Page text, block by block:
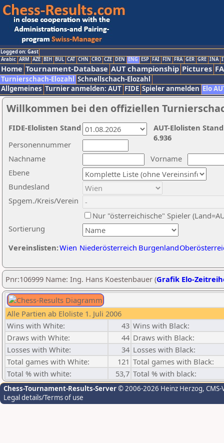
Logged on: Gast
Arabic ARM AZE BIH BUL CAT CHN CRO CZE DEN ENG ESP FAI FIN FRA GER GRE INA
Home Tournament-Database AUT championship Pictures
Turnierschach-Elozahl Schnellschach-Elozahl
Allgemeines Turnier anmelden: AUT FIDE Spieler anmelden Elo
Willkommen bei den offiziellen
Nachname
Vorname
Ebene
Sortierung
Personennummer
Bundesland
Spgem./Kreis/Verein
Nur "österreichische" Spieler
Vereinslisten:Wien Niederösterreich Burgenland
AUT-Elolisten
6.936
FIDE-Elolisten Stand
Pnr:106999 Name: Ing. Hans Koestenbauer (Grafik Elo-
Alle Partien ab Eloliste 1. Juli 2006
Wins with White:
43 Wins with Black:
Draws with White:
44 Draws with Black:
Losses with White:
34 Losses with Black:
Total games with White:
121 Total games with Black:
Total % with white:
53,7 Total % with black:
Chess-Tournament-Results-Server© 2006-2026 Heinz Herzog,
Legal details/Terms of use